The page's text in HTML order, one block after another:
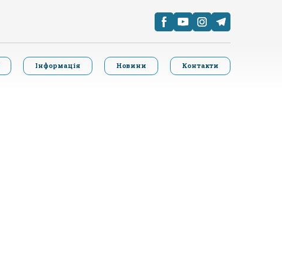
Інформація Новини Контакти